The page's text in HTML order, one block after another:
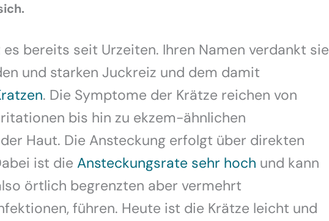
bereits seit Urzeiten. Ihren Namen verdankt sie
und starken Juckreiz und dem damit
. Die Symptome der Krätze reichen von
bis hin zu ekzem-ähnlichen
Haut. Die Ansteckung erfolgt über direkten
ist die Ansteckungsrate sehr hoch und kann
örtlich begrenzten aber vermehrt
führen. Heute ist die Krätze leicht und